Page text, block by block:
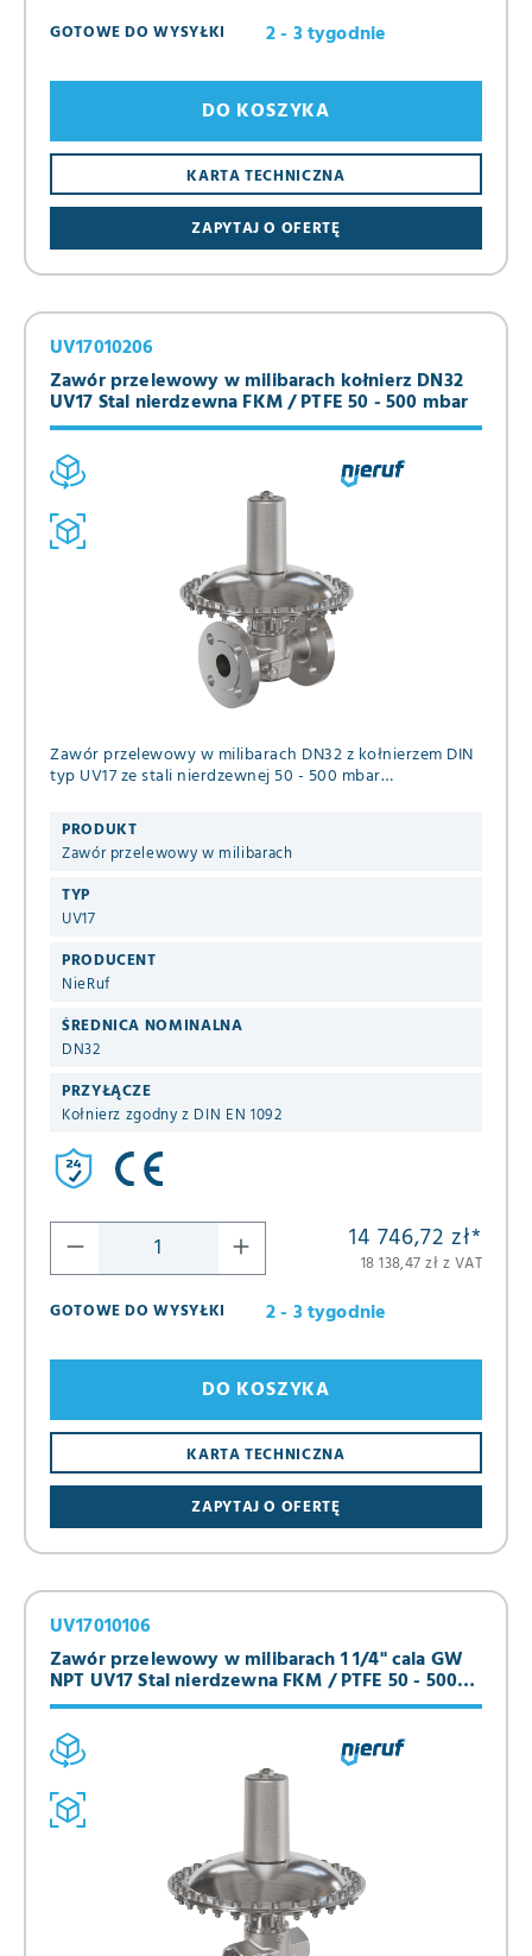
GOTOWE DO WYSYŁKI
2 - 3 tygodnie
ZAPYTAJ O OFERTĘ
KARTA TECHNICZNA
DO KOSZYKA
Zawór przelewowy w milibarach kołnierz DN32
UV17 Stal nierdzewna FKM / PTFE 50 - 500 mbar
UV17010206
Zawór przelewowy w milibarach DN32 z kołnierzem DIN
typ UV17 ze stali nierdzewnej 50 - 500 mbar
mediów
PRODUKT
Zawór przelewowy w milibarach
TYP
UV17
PRODUCENT
NieRuf
ŚREDNICA NOMINALNA
DN32
PRZYŁĄCZE
Kołnierz zgodny z DIN EN 1092
14 746,72 zł*
18 138,47 zł z VAT
GOTOWE DO WYSYŁKI
2 - 3 tygodnie
ZAPYTAJ O OFERTĘ
KARTA TECHNICZNA
DO KOSZYKA
Zawór przelewowy w milibarach 1 1/4" cala GW
NPT UV17 Stal nierdzewna FKM / PTFE 50 - 500
mbar
UV17010106